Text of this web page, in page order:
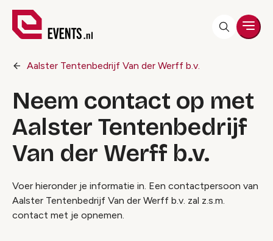
Aalster Tentenbedrijf Van der Werff b.v.
Neem contact op met
Aalster Tentenbedrijf
Van der Werff b.v.
Voer hieronder je informatie in. Een contactpersoon van
Aalster Tentenbedrijf Van der Werff b.v. zal z.s.m.
contact met je opnemen.